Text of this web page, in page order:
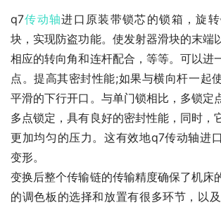
q7传动轴进口原装带锁芯的锁箱，旋
块，实现防盗功能。使发射器滑块的末端
相应的转向角和连杆配合，等等。可以进
点。提高其密封性能;如果与横向杆一起
平滑的下行开口。与单门锁相比，多锁定
多点锁定，具有良好的密封性能，同时，
更加均匀的压力。这有效地q7传动轴进
变形。
变换后整个传输链的传输精度确保了机床
的调色板的选择和放置有很多环节，以